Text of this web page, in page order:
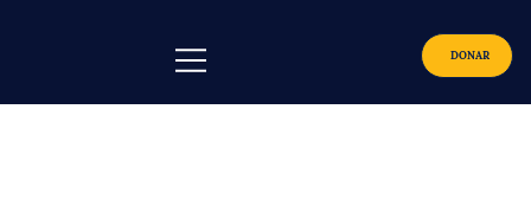
DONAR